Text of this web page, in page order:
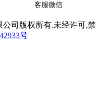
客服微信
公司版权所有.未经许可,禁
号